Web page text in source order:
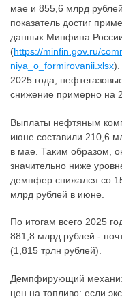
мае и 855,6 млрд
показатель достиг
данных Минфина
(https://minfin.gov.ru/
niya_o_formirovanii.xlsx).
2025 года,
снижение примерно на
Выплаты нефтяным
июне составили 210,6
в мае. Таким образом,
значительно ниже
демпфер снижался со
млрд рублей в июне.
По итогам всего 2025
881,8 млрд рублей -
(1,815 трлн рублей).
Демпфирующий
цен на топливо: если